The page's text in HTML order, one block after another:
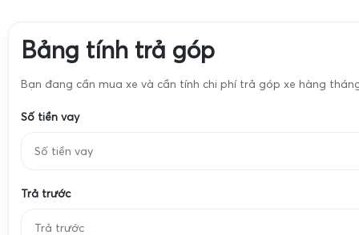
Bảng tính trả góp
Bạn đang cần mua xe và cần tính chi phí trả góp xe hàng
Số tiền vay
Trả trước